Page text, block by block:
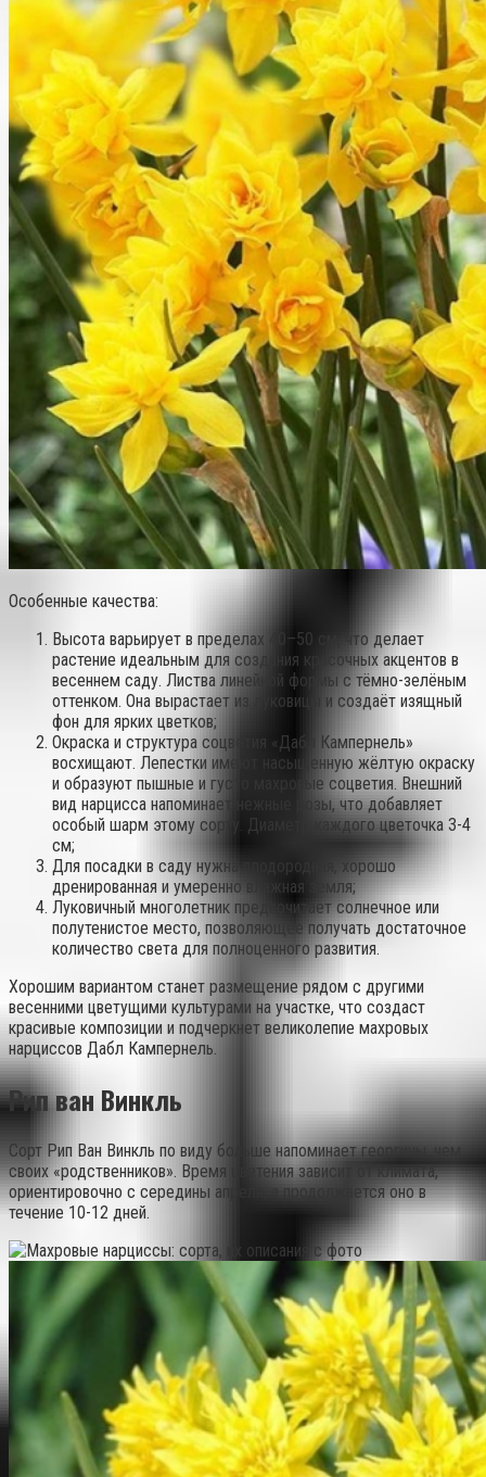
Особенные качества:
Высота варьирует в пределах 40–50 см, что делает
растение идеальным для создания красочных акцентов в
весеннем саду. Листва линейной формы с тёмно-зелёным
оттенком. Она вырастает из луковицы и создаёт изящный
фон для ярких цветков;
Окраска и структура соцветия «Дабл Кампернель»
восхищают. Лепестки имеют насыщенную жёлтую окраску
и образуют пышные и густо махровые соцветия. Внешний
вид нарцисса напоминает нежные розы, что добавляет
особый шарм этому сорту. Диаметр каждого цветочка 3-4
см;
Для посадки в саду нужна плодородная, хорошо
дренированная и умеренно влажная земля;
Луковичный многолетник предпочитает солнечное или
полутенистое место, позволяющее получать достаточное
количество света для полноценного развития.
Хорошим вариантом станет размещение рядом с другими
весенними цветущими культурами на участке, что создаст
красивые композиции и подчеркнет великолепие махровых
нарциссов Дабл Кампернель.
Рип ван Винкль
Сорт Рип Ван Винкль по виду больше напоминает георгины, чем
своих «родственников». Время цветения зависит от климата,
ориентировочно с середины апреля, а продолжается оно в
течение 10-12 дней.